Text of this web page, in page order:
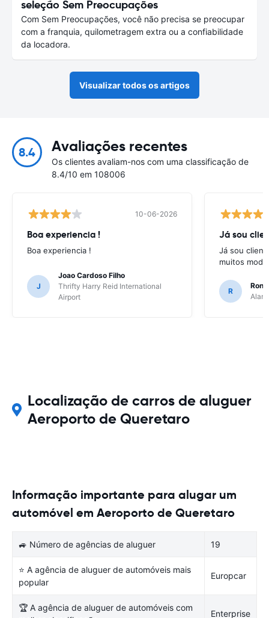
seleção Sem Preocupações
Com Sem Preocupações, você não precisa se preocupar
com a franquia, quilometragem extra ou a confiabilidade
da locadora.
Visualizar todos os artigos
8.4 Avaliações recentes
Os clientes avaliam-nos com uma classificação de
8.4/10 em 108006
10-06-2026
Boa experiencia !
Boa experiencia !
J
Joao Cardoso Filho
Thrifty Harry Reid International
Airport
Já sou
Já sou
muitos
R
Localização de carros de aluguer
Aeroporto de Queretaro
Informação importante para alugar um
automóvel em Aeroporto de Queretaro
🚙 Número de agências de aluguer 19
⭐ A agência de aluguer de automóveis mais
popular
Europcar
🏆 A agência de aluguer de automóveis com
Enterprise